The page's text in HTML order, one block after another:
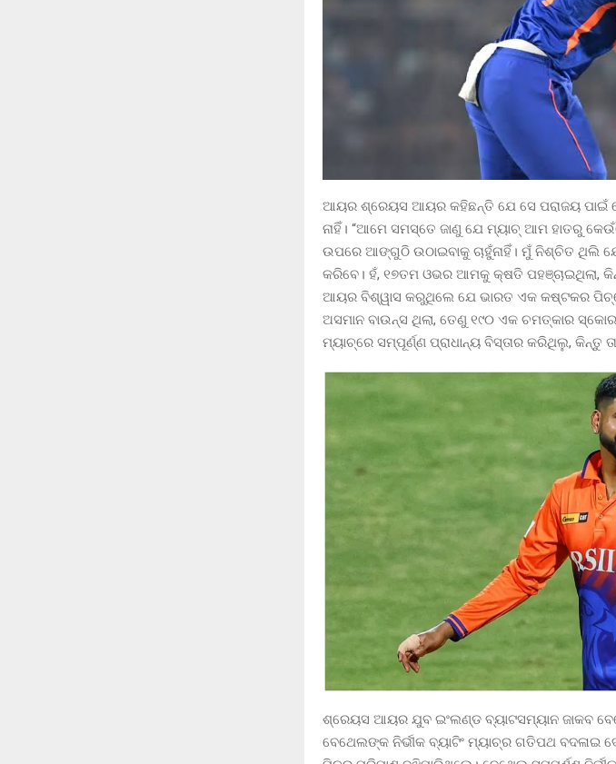
ଆୟର ଶ୍ରେୟସ ଆୟର କହିଛନ୍ତି ଯେ ସେ ପରାଜୟ ପାଇଁ
ନାହିଁ। “ଆମେ ସମସ୍ତେ ଜାଣୁ ଯେ ମ୍ୟାଚ୍ ଆମ ହାତରୁ
ଉପରେ ଆଙ୍ଗୁଠି ଉଠାଇବାକୁ ଚାହୁଁନାହିଁ। ମୁଁ ନିଶ୍ଚିତ ଥିଲି
କରିବେ। ହଁ, ୧୭ତମ ଓଭର ଆମକୁ କ୍ଷତି ପହଞ୍ଚାଇଥିଲା,
ଆୟର ବିଶ୍ୱାସ କରୁଥିଲେ ଯେ ଭାରତ ଏକ କଷ୍ଟକର
ଅସମାନ ବାଉନ୍ସ ଥିଲା, ତେଣୁ ୧୯୦ ଏକ ଚମତ୍କାର
ମ୍ୟାଚ୍‌ରେ ସମ୍ପୂର୍ଣ୍ଣ ପ୍ରାଧାନ୍ୟ ବିସ୍ତାର କରିଥିଲୁ, କିନ୍ତୁ
ଶ୍ରେୟସ ଆୟର ଯୁବ ଇଂଲଣ୍ଡ ବ୍ୟାଟସମ୍ୟାନ ଜାକବ
ବେଥେଲଙ୍କ ନିର୍ଭୀକ ବ୍ୟାଟିଂ ମ୍ୟାଚ୍‌ର ଗତିପଥ ବଦଳାଇ